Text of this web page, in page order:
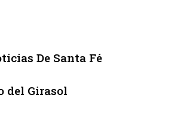
De Santa Fé
del Girasol